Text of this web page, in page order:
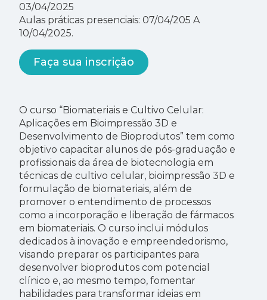
03/04/2025
Aulas práticas presenciais: 07/04/205 A
10/04/2025.
Faça sua inscrição
O curso “Biomateriais e Cultivo Celular:
Aplicações em Bioimpressão 3D e
Desenvolvimento de Bioprodutos” tem como
objetivo capacitar alunos de pós-graduação e
profissionais da área de biotecnologia em
técnicas de cultivo celular, bioimpressão 3D e
formulação de biomateriais, além de
promover o entendimento de processos
como a incorporação e liberação de fármacos
em biomateriais. O curso inclui módulos
dedicados à inovação e empreendedorismo,
visando preparar os participantes para
desenvolver bioprodutos com potencial
clínico e, ao mesmo tempo, fomentar
habilidades para transformar ideias em